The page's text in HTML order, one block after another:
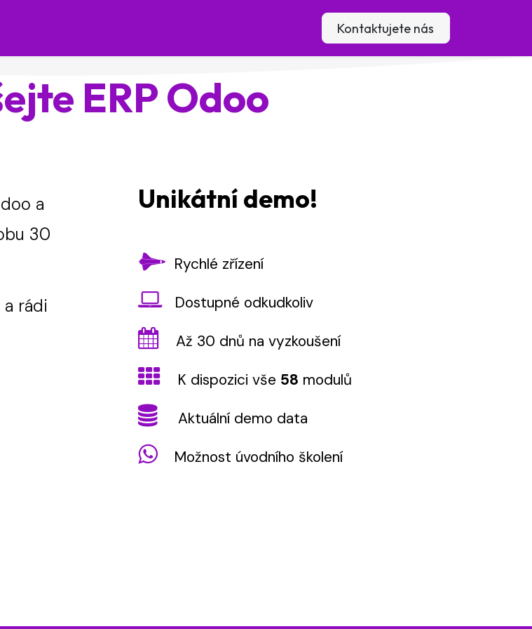
Kontaktujete nás
ERP Odoo
a
30
rádi
Unikátní demo!
Rychlé zřízení
Dostupné odkudkoliv
Až 30 dnů na vyzkoušení
K dispozici vše 58 modulů
Aktuální demo data
Možnost úvodního školení